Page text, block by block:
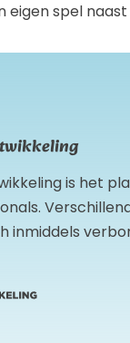
eigen spel
is het
inmiddels